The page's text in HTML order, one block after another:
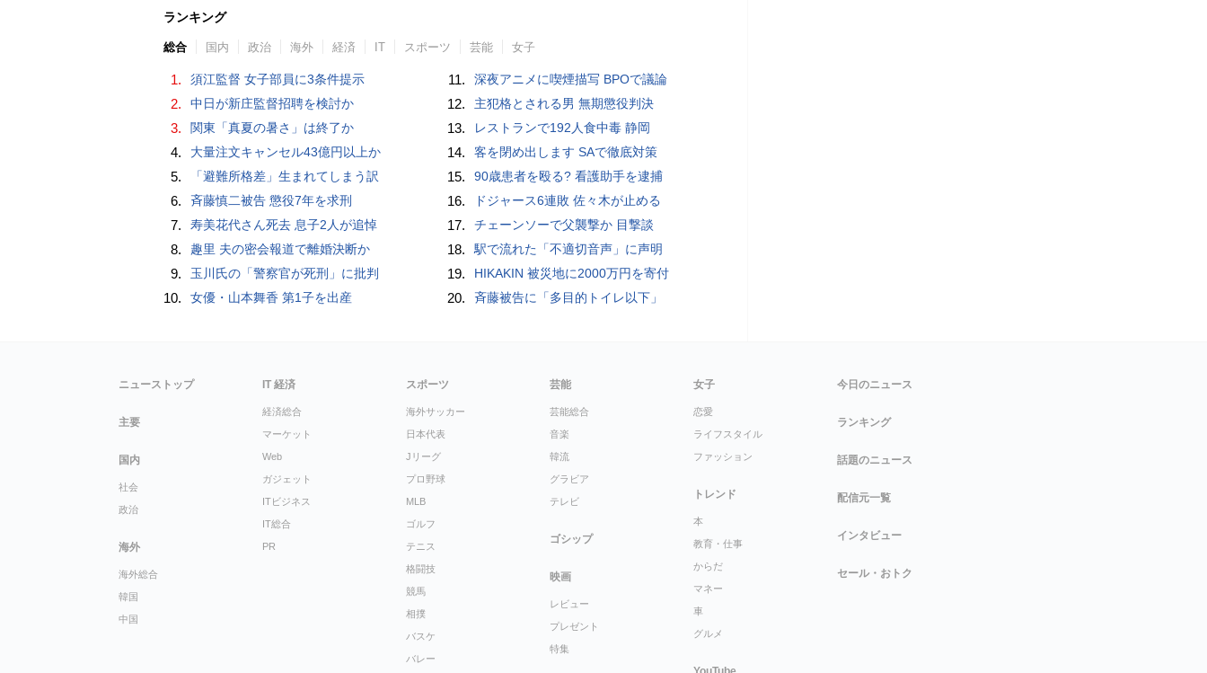
ランキング
総合 国内 政治 海外 経済 IT スポーツ 芸能 女子
1. 須江監督 女子部員に3条件提示
2. 中日が新庄監督招聘を検討か
3. 関東「真夏の暑さ」は終了か
4. 大量注文キャンセル43億円以上か
5. 「避難所格差」生まれてしまう訳
6. 斉藤慎二被告 懲役7年を求刑
7. 寿美花代さん死去 息子2人が追悼
8. 趣里 夫の密会報道で離婚決断か
9. 玉川氏の「警察官が死刑」に批判
10. 女優・山本舞香 第1子を出産
11. 深夜アニメに喫煙描写 BPOで議論
12. 主犯格とされる男 無期懲役判決
13. レストランで192人食中毒 静岡
14. 客を閉め出します SAで徹底対策
15. 90歳患者を殴る? 看護助手を逮捕
16. ドジャース6連敗 佐々木が止める
17. チェーンソーで父襲撃か 目撃談
18. 駅で流れた「不適切音声」に声明
19. HIKAKIN 被災地に2000万円を寄付
20. 斉藤被告に「多目的トイレ以下」
ニューストップ
主要
国内
社会
政治
海外
海外総合
韓国
中国
IT 経済
経済総合
マーケット
Web
ガジェット
ITビジネス
IT総合
PR
スポーツ
海外サッカー
日本代表
Jリーグ
プロ野球
MLB
ゴルフ
テニス
格闘技
競馬
相撲
バスケ
バレー
芸能
芸能総合
音楽
韓流
グラビア
テレビ
ゴシップ
映画
レビュー
プレゼント
特集
女子
恋愛
ライフスタイル
ファッション
トレンド
本
教育・仕事
からだ
マネー
車
グルメ
今日のニュース
ランキング
話題のニュース
配信元一覧
インタビュー
セール・おトク